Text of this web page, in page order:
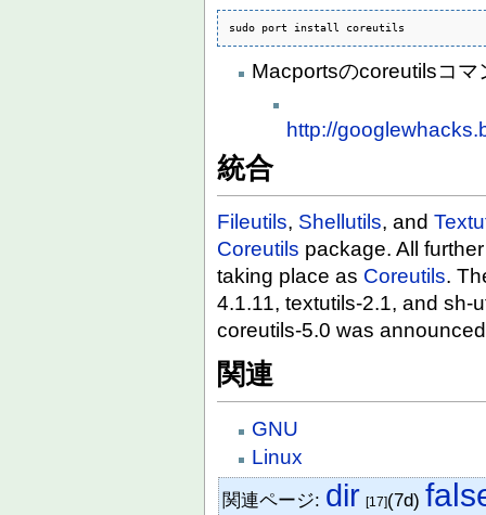
sudo port install coreutils
Macportsのcoreutilsコ
http://
統合
Fileutils, Shellutils, and
Coreutils package. All
taking place as Coreutils.
4.1.11, textutils-2.1, and sh-
coreutils-5.0 was
関連
GNU
Linux
関連ページ: dir [17](7d)